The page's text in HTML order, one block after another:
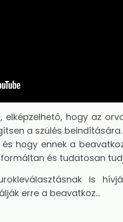
elképzelhető, hogy az
a szülés
hogy ennek a
és tudatosan
is
erre a beavatkoz...